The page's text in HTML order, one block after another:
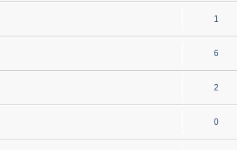
1
6
2
0